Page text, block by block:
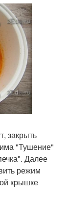
закрыть
"Тушение"
Далее
режим
крышке